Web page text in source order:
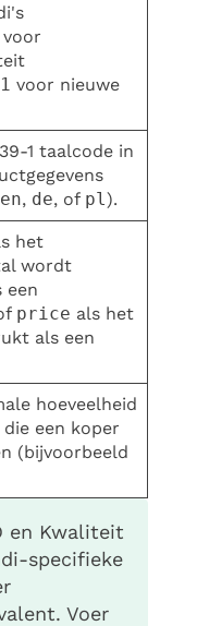
1 voor nieuwe
1 taalcode in
en, de, of pl).
het
wordt
een
price als het
als een
hoeveelheid
een koper
(bijvoorbeeld
en Kwaliteit
specifieke
Voer